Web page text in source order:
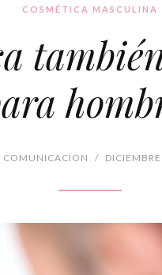
COSMÉTICA MASCULINA
COMUNICACION /